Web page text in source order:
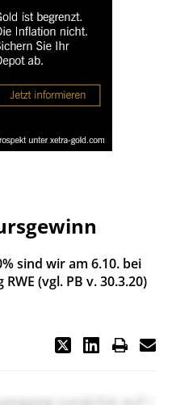
sind wir am 6.10. bei
(vgl. PB v. 30.3.20)